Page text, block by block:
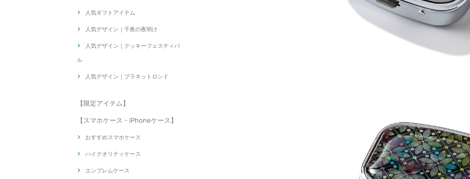
人気ギフトアイテム
人気デザイン｜千夜の夜明け
人気デザイン｜クッキーフェスティバ
ル
人気デザイン｜プラネットロンド
【限定アイテム】
【スマホケース・iPhoneケース】
おすすめスマホケース
ハイクオリティケース
エンブレムケース